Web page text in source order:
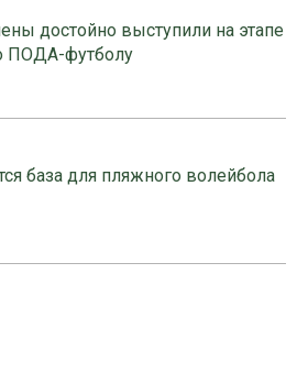
достойно выступили на этапе
ПОДА-футболу
база для пляжного волейбола